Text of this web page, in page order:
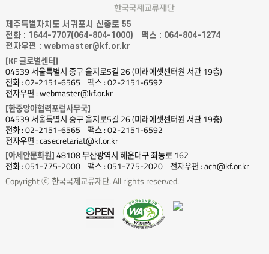
제주특별자치도 서귀포시 신중로 55
전화 : 1644-7707(064-804-1000)
팩스 : 064-804-1274
전자우편 : webmaster@kf.or.kr
[KF 글로벌센터]
04539 서울특별시 중구 을지로5길 26 (미래에셋센터원 서관 19층)
전화 : 02-2151-6565
팩스 : 02-2151-6592
전자우편 : webmaster@kf.or.kr
[한중앙아협력포럼사무국]
04539 서울특별시 중구 을지로5길 26 (미래에셋센터원 서관 19층)
전화 : 02-2151-6565
팩스 : 02-2151-6592
전자우편 : casecretariat@kf.or.kr
[아세안문화원] 48108 부산광역시 해운대구 좌동로 162
전화 : 051-775-2000
팩스 : 051-775-2020
전자우편 : ach@kf.or.kr
Copyright ⓒ 한국국제교류재단. All rights reserved.